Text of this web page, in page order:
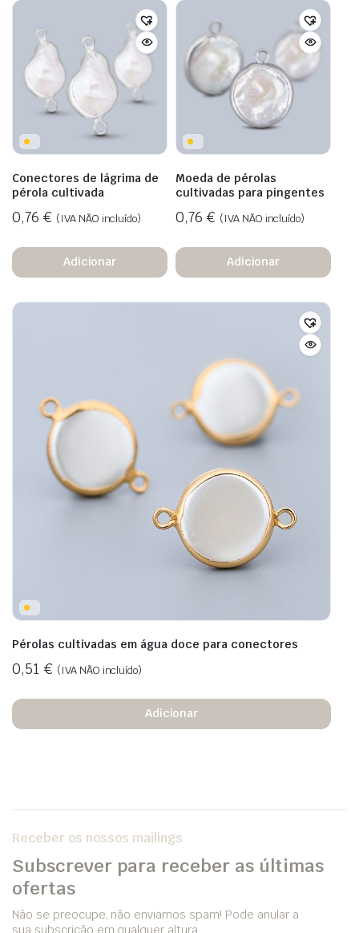
Conectores de lágrima de
pérola cultivada
0,76 € (IVA NÃO incluído)
Adicionar
Moeda de pérolas
cultivadas para pingentes
0,76 € (IVA NÃO incluído)
Adicionar
Pérolas cultivadas em água doce para conectores
0,51 € (IVA NÃO incluído)
Adicionar
Receber os nossos mailings
Subscrever para receber as últimas
ofertas
Não se preocupe, não enviamos spam! Pode anular a
sua subscrição em qualquer altura.